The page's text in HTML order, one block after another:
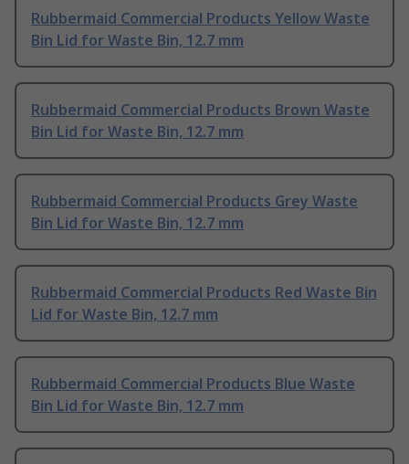
Rubbermaid Commercial Products Yellow Waste
Bin Lid for Waste Bin, 12.7 mm
Rubbermaid Commercial Products Brown Waste
Bin Lid for Waste Bin, 12.7 mm
Rubbermaid Commercial Products Grey Waste
Bin Lid for Waste Bin, 12.7 mm
Rubbermaid Commercial Products Red Waste Bin
Lid for Waste Bin, 12.7 mm
Rubbermaid Commercial Products Blue Waste
Bin Lid for Waste Bin, 12.7 mm